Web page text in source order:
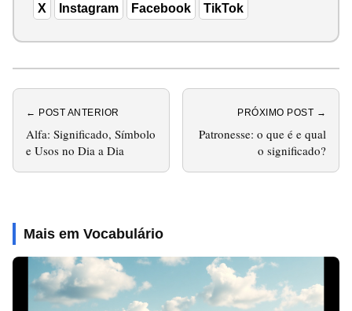
X Instagram Facebook TikTok
← POST ANTERIOR
Alfa: Significado, Símbolo
e Usos no Dia a Dia
PRÓXIMO POST →
Patronesse: o que é e qual
o significado?
Mais em Vocabulário